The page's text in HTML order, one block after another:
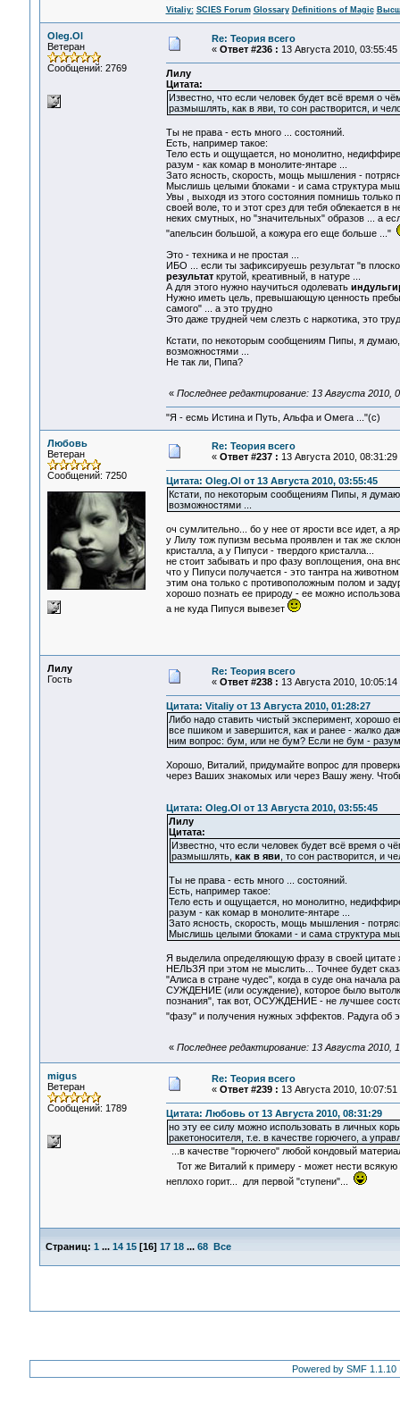
Vitaliy: SCIES Forum Glossary Definitions of Magic
Oleg.Ol
Ветеран
Сообщений: 2769
Re: Теория всего
« Ответ #236 : 13 Августа 2010, 03:55:45
Лилу
Цитата:
Известно, что если человек будет всё время о
размышлять, как в яви, то сон растворится, и
Ты не права - есть много ... состояний.
Есть, например такое:
Тело есть и ощущается, но монолитно,
разум - как комар в монолите-янтаре ...
Зато ясность, скорость, мощь мышления -
Мыслишь целыми блоками - и сама структура
Увы , выходя из этого состояния помнишь только
своей воле, то и этот срез для тебя облекается
неких смутных, но "значительных" образов ... а
"апельсин большой, а кожура его еще больше ..."
Это - техника и не простая ...
ИБО ... если ты зафиксируешь результат "в
результаткрутой, креативный, в натуре ...
А для этого нужно научиться одолевать
Нужно иметь цель, превышающую ценность
самого" ... а это трудно
Это даже трудней чем слезть с наркотика, это
Кстати, по некоторым сообщениям Пипы, я думаю,
возможностями ...
Не так ли, Пипа?
« Последнее редактирование: 13 Августа 2010,
"Я - есмь Истина и Путь, Альфа и Омега ..."(с)
Любовь
Ветеран
Сообщений: 7250
Re: Теория всего
« Ответ #237 : 13 Августа 2010, 08:31:29
Цитата: Oleg.Ol от 13 Августа 2010, 03:55:45
Кстати, по некоторым сообщениям Пипы, я
возможностями ...
оч сумлительно... бо у нее от ярости все идет, а
у Лилу тож пупизм весьма проявлен и так же
кристалла, а у Пипуси - твердого кристалла...
не стоит забывать и про фазу воплощения, она
что у Пипуси получается - это тантра на
этим она только с противоположным полом и
хорошо познать ее природу - ее можно
а не куда Пипуся вывезет
Лилу
Гость
Re: Теория всего
« Ответ #238 : 13 Августа 2010, 10:05:14
Цитата: Vitaliy от 13 Августа 2010, 01:28:27
Либо надо ставить чистый эксперимент, хорошо
все пшиком и завершится, как и ранее - жалко
ним вопрос: бум, или не бум? Если не бум -
Хорошо, Виталий, придумайте вопрос для
через Ваших знакомых или через Вашу жену.
Цитата: Oleg.Ol от 13 Августа 2010, 03:55:45
Лилу
Цитата:
Известно, что если человек будет всё время о
размышлять, как в яви , то сон растворится, и
Ты не права - есть много ... состояний.
Есть, например такое:
Тело есть и ощущается, но монолитно,
разум - как комар в монолите-янтаре ...
Зато ясность, скорость, мощь мышления -
Мыслишь целыми блоками - и сама структура
Я выделила определяющую фразу в своей
НЕЛЬЗЯ при этом не мыслить... Точнее будет
"Алиса в стране чудес", когда в суде она начала
СУЖДЕНИЕ (или осуждение), которое было
познания", так вот, ОСУЖДЕНИЕ - не лучшее
"фазу" и получения нужных эффектов. Радуга
« Последнее редактирование: 13 Августа 2010,
migus
Ветеран
Сообщений: 1789
Re: Теория всего
« Ответ #239 : 13 Августа 2010, 10:07:51
Цитата: Любовь от 13 Августа 2010, 08:31:29
но эту ее силу можно использовать в личных
ракетоносителя, т.е. в качестве горючего, а
...в качестве "горючего" любой кондовый
Тот же Виталий к примеру - может нести
неплохо горит... для первой "ступени"...
Страниц: 1 ... 14 15[16] 17 18 ... 68 Все
Powered by SMF 1.1.10